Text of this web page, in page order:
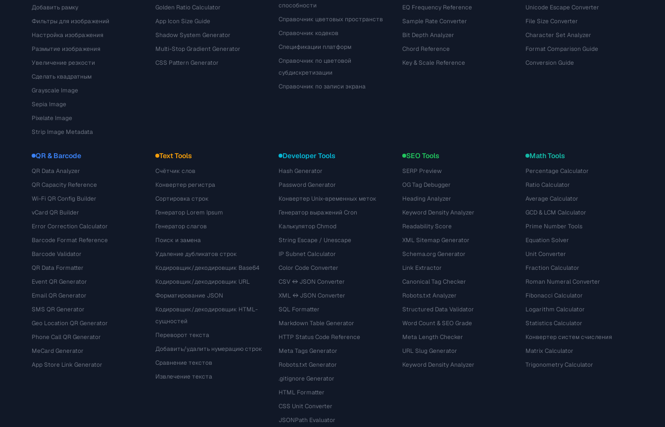
Добавить рамку
Фильтры для изображений
Настройка изображения
Размытие изображения
Увеличение резкости
Сделать квадратным
Grayscale Image
Sepia Image
Pixelate Image
Strip Image Metadata
Golden Ratio Calculator
App Icon Size Guide
Shadow System Generator
Multi-Stop Gradient Generator
CSS Pattern Generator
способности
Справочник цветовых пространств
Справочник кодеков
Спецификации платформ
Справочник по цветовой
субдискретизации
Справочник по записи экрана
EQ Frequency Reference
Sample Rate Converter
Bit Depth Analyzer
Chord Reference
Key & Scale Reference
Unicode Escape Converter
File Size Converter
Character Set Analyzer
Format Comparison Guide
Conversion Guide
QR & Barcode
QR Data Analyzer
QR Capacity Reference
Wi-Fi QR Config Builder
vCard QR Builder
Error Correction Calculator
Barcode Format Reference
Barcode Validator
QR Data Formatter
Event QR Generator
Email QR Generator
SMS QR Generator
Geo Location QR Generator
Phone Call QR Generator
MeCard Generator
App Store Link Generator
Text Tools
Счётчик слов
Конвертер регистра
Сортировка строк
Генератор Lorem Ipsum
Генератор слагов
Поиск и замена
Удаление дубликатов строк
Кодировщик/декодировщик Base64
Кодировщик/декодировщик URL
Форматирование JSON
Кодировщик/декодировщик HTML-
сущностей
Переворот текста
Добавить/удалить нумерацию строк
Сравнение текстов
Извлечение текста
Developer Tools
Hash Generator
Password Generator
Конвертер Unix-временных меток
Генератор выражений Cron
Калькулятор Chmod
String Escape / Unescape
IP Subnet Calculator
Color Code Converter
CSV ↔ JSON Converter
XML ↔ JSON Converter
SQL Formatter
Markdown Table Generator
HTTP Status Code Reference
Meta Tags Generator
Robots.txt Generator
.gitignore Generator
HTML Formatter
CSS Unit Converter
JSONPath Evaluator
SEO Tools
SERP Preview
OG Tag Debugger
Heading Analyzer
Keyword Density Analyzer
Readability Score
XML Sitemap Generator
Schema.org Generator
Link Extractor
Canonical Tag Checker
Robots.txt Analyzer
Structured Data Validator
Word Count & SEO Grade
Meta Length Checker
URL Slug Generator
Keyword Density Analyzer
Math Tools
Percentage Calculator
Ratio Calculator
Average Calculator
GCD & LCM Calculator
Prime Number Tools
Equation Solver
Unit Converter
Fraction Calculator
Roman Numeral Converter
Fibonacci Calculator
Logarithm Calculator
Statistics Calculator
Конвертер систем счисления
Matrix Calculator
Trigonometry Calculator